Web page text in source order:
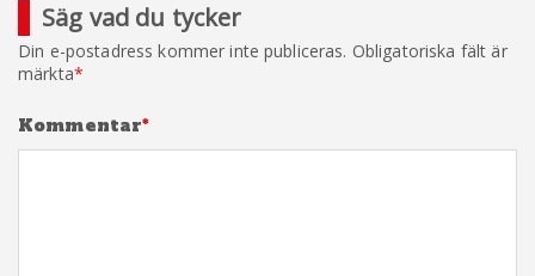
Säg vad du tycker
Din e-postadress kommer inte publiceras. Obligatoriska fält är
märkta*
Kommentar*